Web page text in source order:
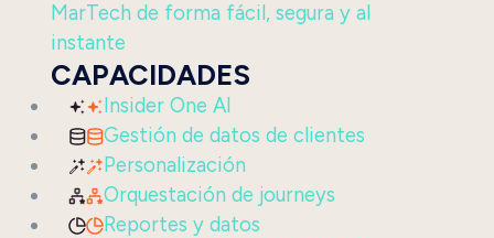
MarTech de forma fácil, segura y al
instante
CAPACIDADES
Insider One AI
Gestión de datos de clientes
Personalización
Orquestación de journeys
Reportes y datos